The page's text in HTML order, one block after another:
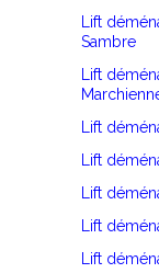
Lift
Sambre
Lift
Lift
Lift
Lift
Lift
Lift